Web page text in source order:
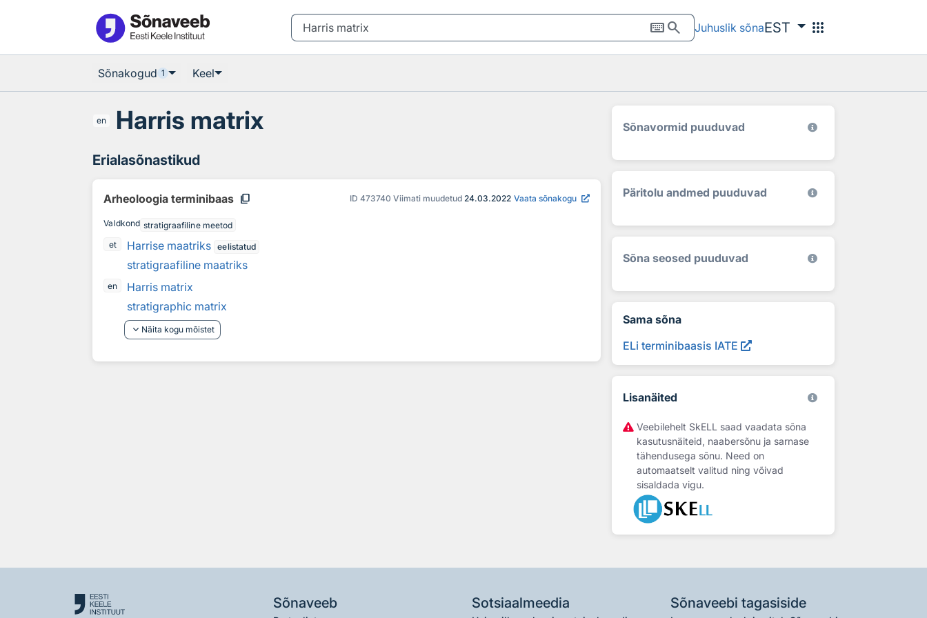
keyboardsearch Juhuslik sõnaEST apps
Sõnakogud 1 Keel
en Harris matrix
Erialasõnastikud
Arheoloogia terminibaas content_copy ID 473740 Viimati muudetud 24.03.2022 Vaata sõnakogu
Valdkond stratigraafiline meetod
et
Harrise maatriks eelistatud
stratigraafiline maatriks
en
Harris matrix
stratigraphic matrix
keyboard_arrow_down Näita kogu mõistet
Sõnavormid puuduvad
Päritolu andmed puuduvad
Sõna seosed puuduvad
Sama sõna
ELi terminibaasis IATE
Lisanäited
Veebilehelt SkELL saad vaadata sõna
kasutusnäiteid, naabersõnu ja sarnase
tähendusega sõnu. Need on
automaatselt valitud ning võivad
sisaldada vigu.
Sõnaveeb Sotsiaalmeedia Sõnaveebi tagasiside